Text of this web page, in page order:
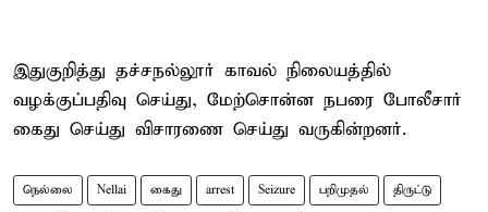
இதுகுறித்து தச்சநல்லூர் காவல் நிலையத்தில்
வழக்குப்பதிவு செய்து, மேற்சொன்ன நபரை போலீசார்
கைது செய்து விசாரணை செய்து வருகின்றனர்.
நெல்லை Nellai கைது arrest Seizure பறிமுதல் திருட்டு